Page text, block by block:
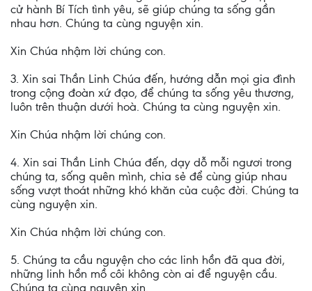
cử hành Bí Tích tình yêu, sẽ giúp chúng ta sống gần
nhau hơn. Chúng ta cùng nguyện xin.
Xin Chúa nhậm lời chúng con.
3. Xin sai Thần Linh Chúa đến, hướng dẫn mọi gia đình
trong cộng đoàn xứ đạo, để chúng ta sống yêu thương,
luôn trên thuận dưới hoà. Chúng ta cùng nguyện xin.
Xin Chúa nhậm lời chúng con.
4. Xin sai Thần Linh Chúa đến, dạy dỗ mỗi ngươi trong
chúng ta, sống quên mình, chia sẻ để cùng giúp nhau
sống vượt thoát những khó khăn của cuộc đời. Chúng ta
cùng nguyện xin.
Xin Chúa nhậm lời chúng con.
5. Chúng ta cầu nguyện cho các linh hồn đã qua đời,
những linh hồn mồ côi không còn ai để nguyện cầu.
Chúng ta cùng nguyện xin.